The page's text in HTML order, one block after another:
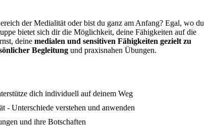
der Medialität oder bist du ganz am Anfang? Egal, wo du
bietet sich dir die Möglichkeit, deine Fähigkeiten auf die
deinemedialen und sensitiven Fähigkeiten gezielt zu
Begleitungund praxisnahen Übungen.
dich individuell auf deinem Weg
- Unterschiede verstehen und anwenden
und ihre Botschaften